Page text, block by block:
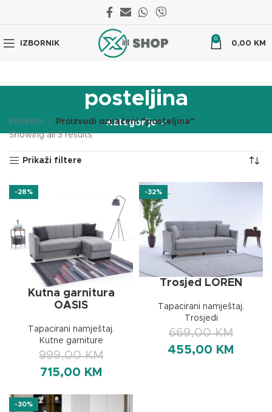
IZBORNIK
0
0,00 KM
posteljina
Kategorije
Početna
Proizvodi označeni “posteljina”
Showing all 3 results
Prikaži filtere
-28%
Kutna garnitura
OASIS
Tapacirani namještaj,
Kutne garniture
999,00KM
715,00 KM
-32%
Trosjed LOREN
Tapacirani namještaj,
Trosjedi
669,00KM
455,00 KM
-30%